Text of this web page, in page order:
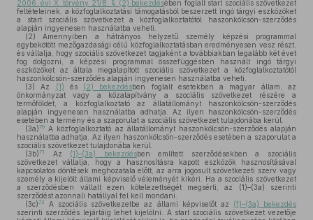
2006. évi X. törvény 21/B. § (2) bekezdésében foglalt start szociális szövetkezet
feltételeinek, a közfoglalkoztatási támogatásból beszerzett ingó tárgyi eszközöket
a start szociális szövetkezet a közfoglalkoztatótól haszonkölcsön-szerződés
alapján ingyenesen használatba veheti.
(2) Amennyiben a hátrányos helyzetű személy képzési programmal
egybekötött mezőgazdasági célú közfoglalkoztatásban eredményesen vesz részt,
és vállalja, hogy szociális szövetkezet tagjaként a továbbiakban legalább két évet
fog dolgozni, a képzési programmal összefüggésben használt ingó tárgyi
eszközöket az általa megalapított szociális szövetkezet a közfoglalkoztatótól
haszonkölcsön-szerződés alapján ingyenesen használatba veheti.
(3) Az (1) és (2) bekezdésben foglalt esetekben a magyar állam, az
önkormányzat vagy a közalapítvány a szociális szövetkezet részére a
termőföldet, a közfoglalkoztató az állatállományt haszonkölcsön-szerződés
alapján ingyenesen használatba adhatja. Az ilyen haszonkölcsön-szerződés
esetében a termény és a szaporulat a szociális szövetkezet tulajdonába kerül.
(3a)70 A közfoglalkoztató az állatállományt haszonkölcsön-szerződés alapján
használatba adhatja. Az ilyen haszonkölcsön-szerződés esetében a szaporulat a
szociális szövetkezet tulajdonába kerül.
(3b)71 Az (1)–(3a) bekezdésben említett szerződésekben a szociális
szövetkezet vállalja, hogy a hasznosításra kapott eszközök hasznosításával
kapcsolatos döntések meghozatala előtt, az arra jogosult szövetkezeti szerv vagy
személy a kijelölt állami képviselő véleményét kikéri. Ha a szociális szövetkezet
a szerződésben vállalt ezen kötelezettségét megsérti, az (1)–(3a) szerinti
szerződést azonnali hatállyal fel kell mondani.
(3c)72 A szociális szövetkezetbe az állami képviselőt az (1)–(3a) bekezdés
szerinti szerződés lejártáig lehet kijelölni. A start szociális szövetkezet vezetője